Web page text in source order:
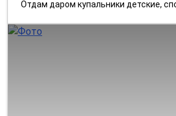
Отдам даром купальники детские, спортивный